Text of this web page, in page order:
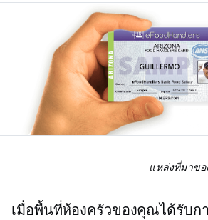
แหล่งที่มาข
เมื่อพื้นที่ห้องครัวของคุณได้รับก